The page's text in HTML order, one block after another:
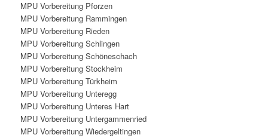
MPU Vorbereitung Pforzen
MPU Vorbereitung Rammingen
MPU Vorbereitung Rieden
MPU Vorbereitung Schlingen
MPU Vorbereitung Schöneschach
MPU Vorbereitung Stockheim
MPU Vorbereitung Türkheim
MPU Vorbereitung Unteregg
MPU Vorbereitung Unteres Hart
MPU Vorbereitung Untergammenried
MPU Vorbereitung Wiedergeltingen